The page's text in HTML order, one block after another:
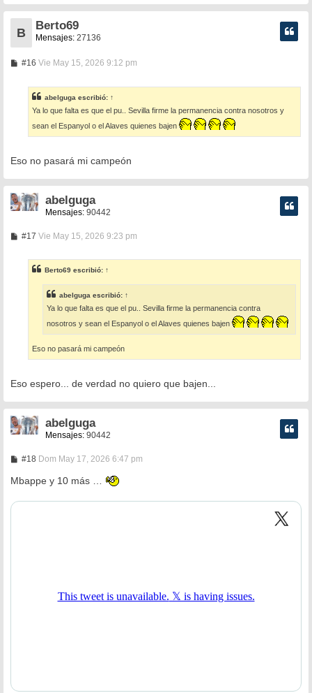
e
B
Berto69
Mensajes: 27136
#16M
s
a
j
Vie May 15, 2026 9:12 pm
abelguga escribió: ↑
Ya lo que falta es que el pu.. Sevilla firme la permanencia contra nosotros y
sean el Espanyol o el Alaves quienes bajen
Eso no pasará mi campeón
abelguga
Mensajes: 90442
#17M
s
a
Vie May 15, 2026 9:23 pm
Berto69 escribió: ↑
abelguga escribió: ↑
Ya lo que falta es que el pu.. Sevilla firme la permanencia contra
nosotros y sean el Espanyol o el Alaves quienes bajen
Eso no pasará mi campeón
Eso espero... de verdad no quiero que bajen...
abelguga
Mensajes: 90442
#18M
n
s
Dom May 17, 2026 6:47 pm
Mbappe y 10 más …